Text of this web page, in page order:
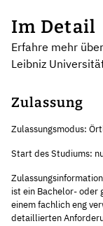
Im Detail
Erfahre mehr
Leibniz
Zulassung
Zulassungsmodus:
Start des Studiums:
ist ein Bachelor- oder
einem fachlich eng
detaillierten